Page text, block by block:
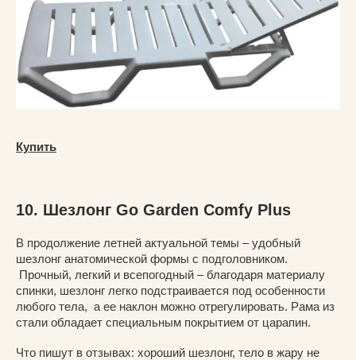
Купить
10. Шезлонг Go Garden Comfy Plus
В продолжение летней актуальной темы – удобный
шезлонг анатомической формы с подголовником.
Прочный, легкий и всепогодный – благодаря материалу
спинки, шезлонг легко подстраивается под особенности
любого тела, а ее наклон можно отрегулировать. Рама из
стали обладает специальным покрытием от царапин.
Что пишут в отзывах: хороший шезлонг, тело в жару не